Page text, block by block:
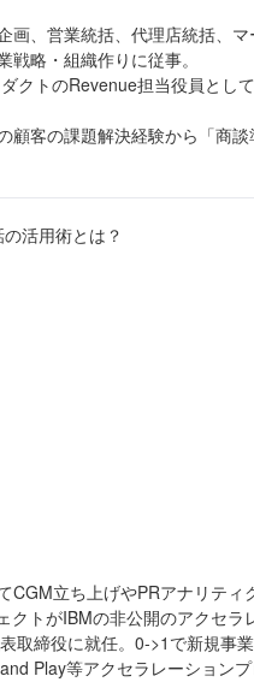
画、営業統括、代理店統括、
略・組織作りに従事。
クトのRevenue担当役員と
客の課題解決経験から「商
活用術とは？
立ち上げやPRアナリティ
トがIBMの非公開のアクセ
取締役に就任。0->1で新規事
Play等アクセラレーションプ